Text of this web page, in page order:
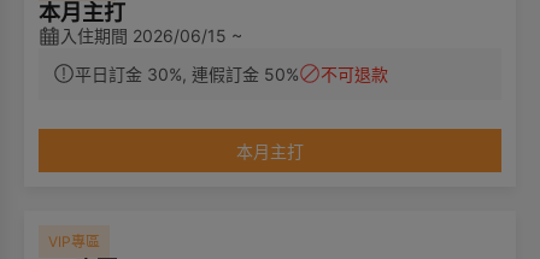
本月主打
入住期間 2026/06/15 ~
平日訂金 30%, 連假訂金 50%
不可退款
本月主打
VIP專區